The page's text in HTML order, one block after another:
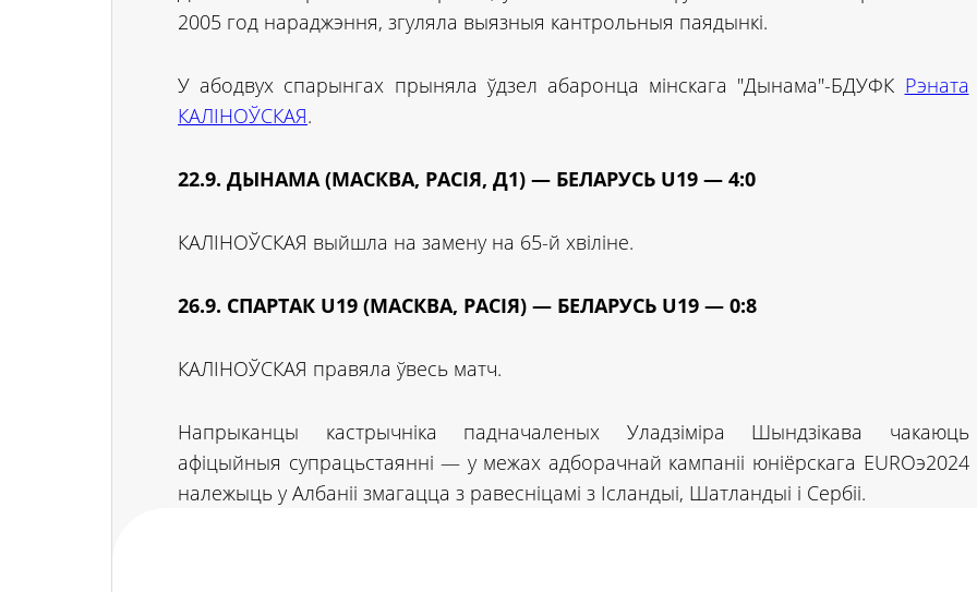
2005 год нараджэння, згуляла выязныя кантрольныя паядынкі.
У абодвух спарынгах прыняла ўдзел абаронца мінскага "Дынама"-БДУФК Рэната
КАЛІНОЎСКАЯ.
22.9. ДЫНАМА (МАСКВА, РАСІЯ, Д1) — БЕЛАРУСЬ U19 — 4:0
КАЛІНОЎСКАЯ выйшла на замену на 65-й хвіліне.
26.9. СПАРТАК U19 (МАСКВА, РАСІЯ) — БЕЛАРУСЬ U19 — 0:8
КАЛІНОЎСКАЯ правяла ўвесь матч.
Напрыканцы кастрычніка падначаленых Уладзіміра Шындзікава чакаюць
афіцыйныя супрацьстаянні — у межах адборачнай кампаніі юніёрскага EUROэ2024
належыць у Албаніі змагацца з равесніцамі з Ісландыі, Шатландыі і Сербіі.